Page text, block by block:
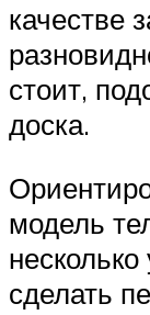
качестве
стоит,
доска.
модель
сделать